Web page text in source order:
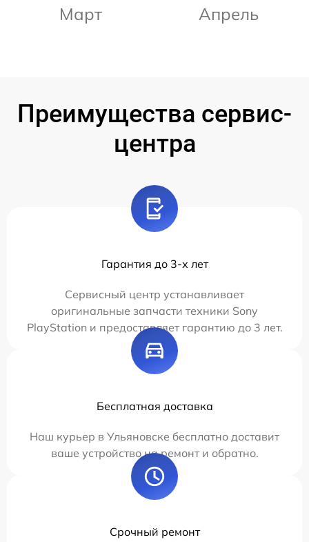
Март Апрель
Преимущества сервис-
центра
Гарантия до 3-х лет
Сервисный центр устанавливает
оригинальные запчасти техники Sony
PlayStation и предоставляет гарантию до 3 лет.
Бесплатная доставка
Наш курьер в Ульяновске бесплатно доставит
ваше устройство на ремонт и обратно.
Срочный ремонт